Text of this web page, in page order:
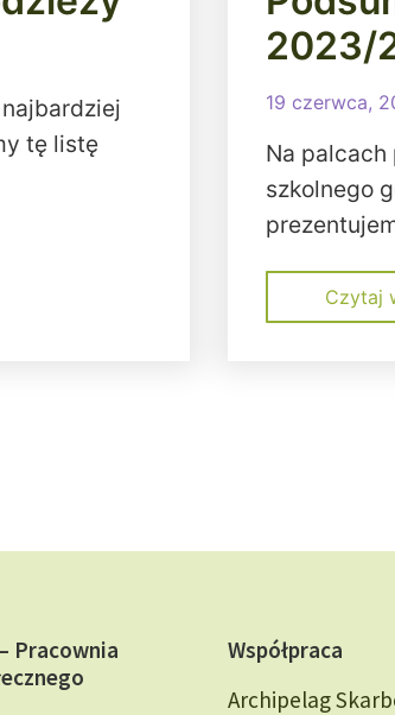
tę listę
2023/
19 czerwca,
Na palcach
szkolnego
Czytaj
Pracownia
Współpraca
Archipelag